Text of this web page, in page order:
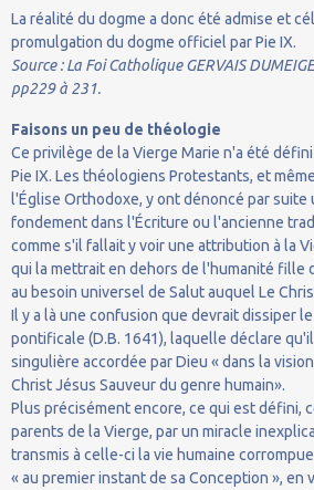
La réalité du dogme a donc été admise et
promulgation du dogme officiel par Pie IX.
Source : La Foi Catholique GERVAIS
pp229 à 231.
Faisons un peu de théologie
Ce privilège de la Vierge Marie n'a été
Pie IX. Les théologiens Protestants, et
l'Église Orthodoxe, y ont dénoncé par suite
fondement dans l'Écriture ou l'ancienne
comme s'il fallait y voir une attribution à la
qui la mettrait en dehors de l'humanité fille
au besoin universel de Salut auquel Le
Il y a là une confusion que devrait dissiper
pontificale (D.B. 1641), laquelle déclare
singulière accordée par Dieu « dans la
Christ Jésus Sauveur du genre humain».
Plus précisément encore, ce qui est défini,
parents de la Vierge, par un miracle
transmis à celle-ci la vie humaine
« au premier instant de sa Conception », en